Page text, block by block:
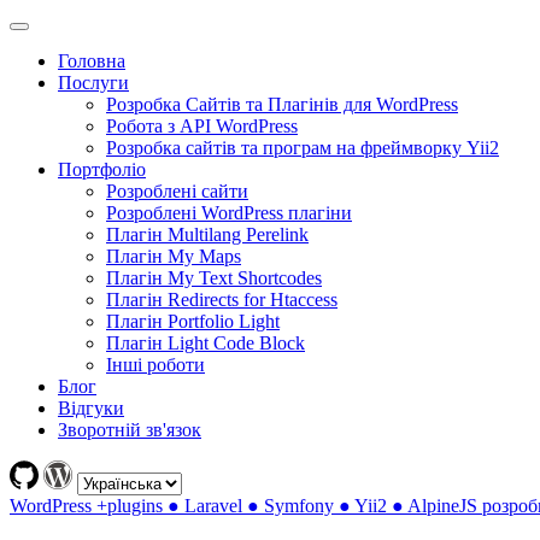
Головна
Послуги
Розробка Сайтів та Плагінів для WordPress
Робота з API WordPress
Розробка сайтів та програм на фреймворку Yii2
Портфоліо
Розроблені сайти
Розроблені WordPress плагіни
Плагін Multilang Perelink
Плагін My Maps
Плагін My Text Shortcodes
Плагін Redirects for Htaccess
Плагін Portfolio Light
Плагін Light Code Block
Інші роботи
Блог
Відгуки
Зворотній зв'язок
WordPress +plugins ● Laravel ● Symfony ● Yii2 ● AlpineJS